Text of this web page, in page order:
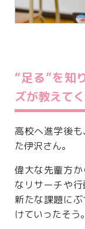
“足る”を知
ズが教えて
高校へ進学後
た伊沢さん。
偉大な先輩方
なリサーチや
新たな課題に
けていったそう。